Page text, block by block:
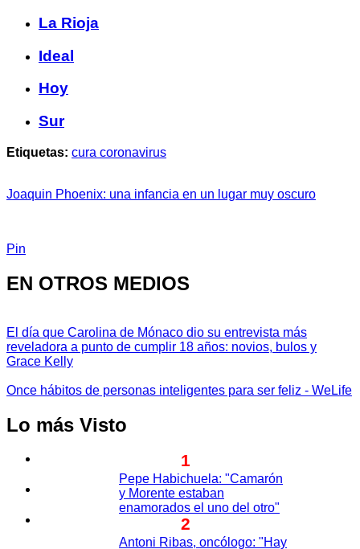
La Rioja
Ideal
Hoy
Sur
Etiquetas: cura coronavirus
Joaquin Phoenix: una infancia en un lugar muy oscuro
Pin
EN OTROS MEDIOS
El día que Carolina de Mónaco dio su entrevista más
reveladora a punto de cumplir 18 años: novios, bulos y
Grace Kelly
Once hábitos de personas inteligentes para ser feliz - WeLife
Lo más Visto
1
Pepe Habichuela: "Camarón
y Morente estaban
enamorados el uno del otro"
2
Antoni Ribas, oncólogo: "Hay